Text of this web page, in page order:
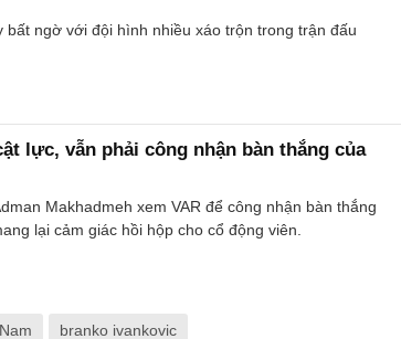
bất ngờ với đội hình nhiều xáo trộn trong trận đấu
lực, vẫn phải công nhận bàn thắng của
Makhadmeh xem VAR để công nhận bàn thắng
lại cảm giác hồi hộp cho cổ động viên.
branko ivankovic